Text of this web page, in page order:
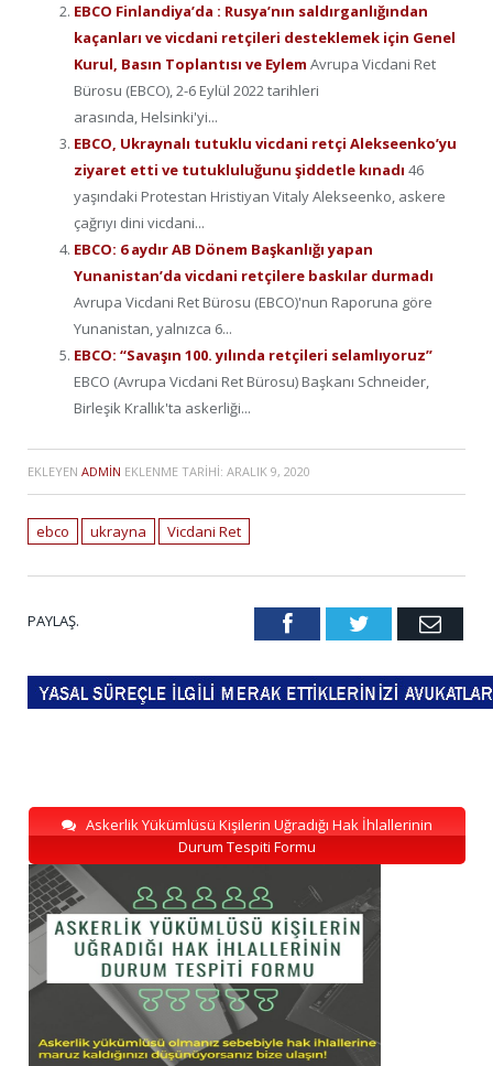
EBCO Finlandiya’da : Rusya’nın saldırganlığından
kaçanları ve vicdani retçileri desteklemek için Genel
Kurul, Basın Toplantısı ve Eylem Avrupa Vicdani Ret
Bürosu (EBCO), 2-6 Eylül 2022 tarihleri
arasında, Helsinki'yi...
EBCO, Ukraynalı tutuklu vicdani retçi Alekseenko’yu
ziyaret etti ve tutukluluğunu şiddetle kınadı 46
yaşındaki Protestan Hristiyan Vitaly Alekseenko, askere
çağrıyı dini vicdani...
EBCO: 6 aydır AB Dönem Başkanlığı yapan
Yunanistan’da vicdani retçilere baskılar durmadı
Avrupa Vicdani Ret Bürosu (EBCO)'nun Raporuna göre
Yunanistan, yalnızca 6...
EBCO: “Savaşın 100. yılında retçileri selamlıyoruz”
EBCO (Avrupa Vicdani Ret Bürosu) Başkanı Schneider,
Birleşik Krallık'ta askerliği...
EKLEYEN ADMIN EKLENME TARIHI: ARALIK 9, 2020
ebco ukrayna Vicdani Ret
PAYLAŞ. FacebookTwitter Email
Askerlik Yükümlüsü Kişilerin Uğradığı Hak İhlallerinin
Durum Tespiti Formu